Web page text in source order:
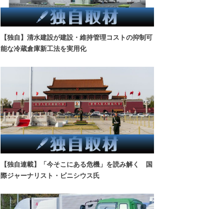
【独自】清水建設が建設・維持管理コストの抑制可
能な冷蔵倉庫新工法を実用化
【独自連載】「今そこにある危機」を読み解く 国
際ジャーナリスト・ビニシウス氏